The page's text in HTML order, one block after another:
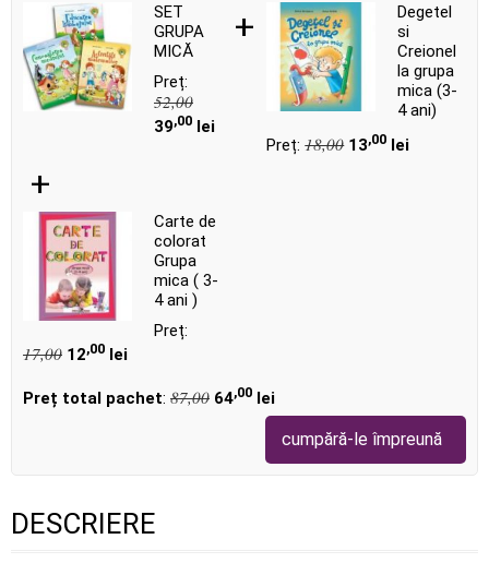
SET
GRUPA
MICĂ
Preț:
52,00
39,00 lei
+
Degetel
si
Creionel
la grupa
mica (3-
4 ani)
Preț:18,00 13,00 lei
+
Carte de
colorat
Grupa
mica ( 3-
4 ani )
Preț:
17,00 12,00 lei
Preț total pachet: 87,00 64,00 lei
cumpără-le împreună
DESCRIERE